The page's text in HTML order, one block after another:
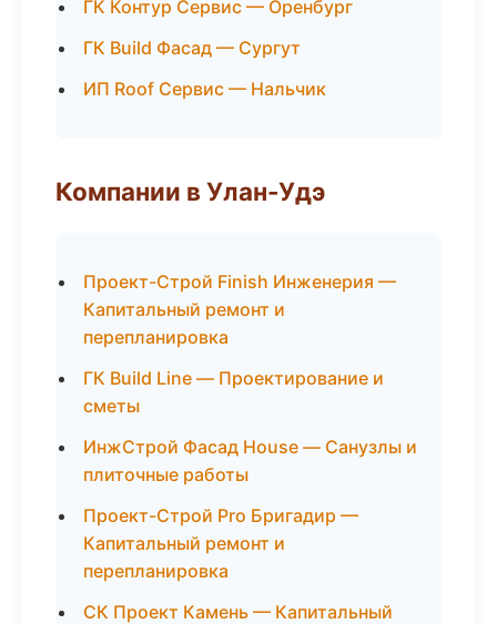
ГК Контур Сервис — Оренбург
ГК Build Фасад — Сургут
ИП Roof Сервис — Нальчик
Компании в Улан-Удэ
Проект-Строй Finish Инженерия —
Капитальный ремонт и
перепланировка
ГК Build Line — Проектирование и
сметы
ИнжСтрой Фасад House — Санузлы и
плиточные работы
Проект-Строй Pro Бригадир —
Капитальный ремонт и
перепланировка
СК Проект Камень — Капитальный